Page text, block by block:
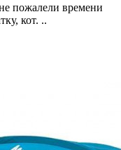
пожалели времени
кот. ..